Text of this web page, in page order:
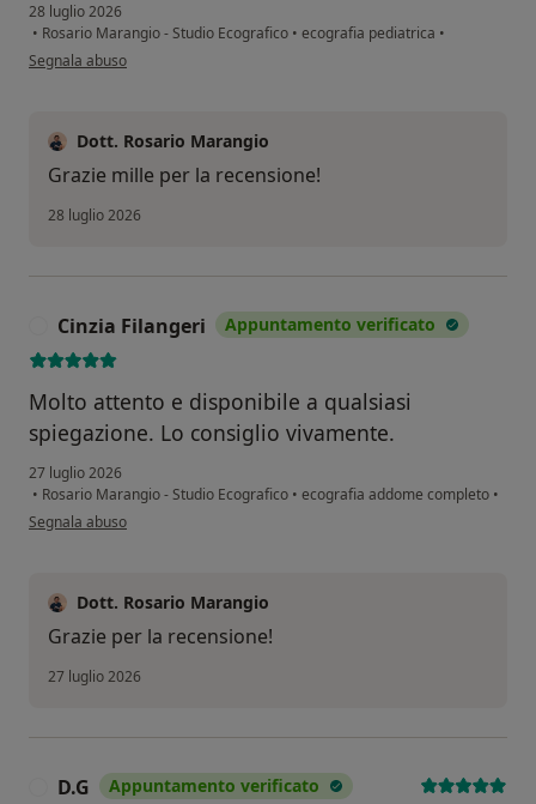
28 luglio 2026
• Rosario Marangio - Studio Ecografico • ecografia pediatrica •
secondo l'opinione dell'utente Flavia
Segnala abuso
Dott. Rosario Marangio
Grazie mille per la recensione!
28 luglio 2026
Cinzia Filangeri Appuntamento verificato
Molto attento e disponibile a qualsiasi
spiegazione. Lo consiglio vivamente.
27 luglio 2026
• Rosario Marangio - Studio Ecografico • ecografia addome completo •
secondo l'opinione dell'utente Cinzia Filangeri
Segnala abuso
Dott. Rosario Marangio
Grazie per la recensione!
27 luglio 2026
D.G Appuntamento verificato